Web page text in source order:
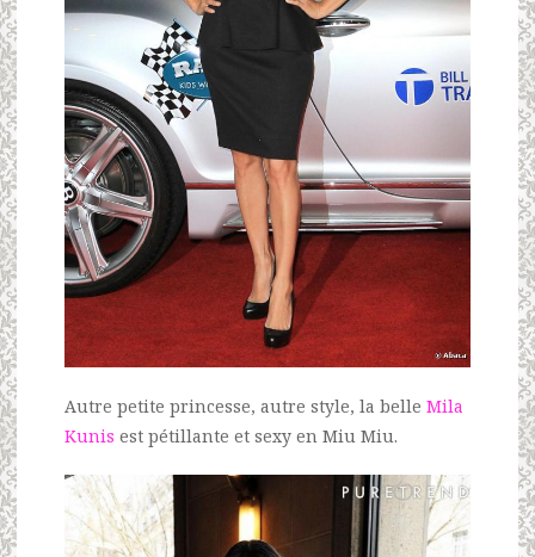
Autre petite princesse, autre style, la belle Mila
Kunis est pétillante et sexy en Miu Miu.